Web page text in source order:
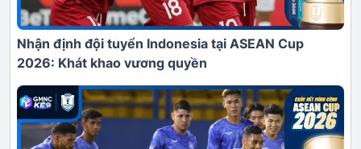
Nhận định đội tuyển Indonesia tại ASEAN Cup
2026: Khát khao vương quyền